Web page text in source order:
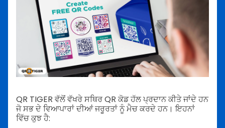
QR TIGER ਵੱਲੋਂ ਵੱਖਰੇ ਸਥਿਰ QR ਕੋਡ ਹੱਲ ਪ੍ਰਦਾਨ ਕੀਤੇ ਜਾਂਦੇ ਹਨ
ਜੋ ਸਭ ਦੇ ਵਿਆਪਾਰਾਂ ਦੀਆਂ ਜਰੂਰਤਾਂ ਨੂੰ ਮੈਚ ਕਰਦੇ ਹਨ। ਇਹਨਾਂ
ਵਿੱਚ ਕੁਝ ਹੈ: